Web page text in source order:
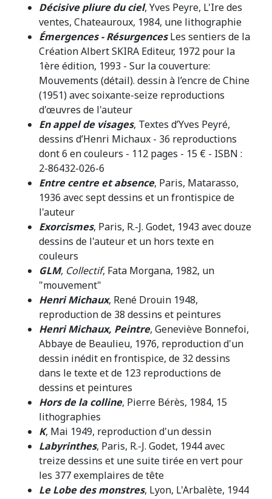
Décisive pliure du ciel, Yves Peyre, L'Ire des
ventes, Chateauroux, 1984, une lithographie
Émergences - RésurgencesLes sentiers de la
Création Albert SKIRA Editeur, 1972 pour la
1ère édition, 1993 - Sur la couverture:
Mouvements (détail). dessin à l’encre de Chine
(1951) avec soixante-seize reproductions
d'œuvres de l'auteur
En appel de visages, Textes d’Yves Peyré,
dessins d’Henri Michaux - 36 reproductions
dont 6 en couleurs - 112 pages - 15 € - ISBN :
2-86432-026-6
Entre centre et absence, Paris, Matarasso,
1936 avec sept dessins et un frontispice de
l'auteur
Exorcismes, Paris, R.-J. Godet, 1943 avec douze
dessins de l'auteur et un hors texte en
couleurs
GLM, Collectif, Fata Morgana, 1982, un
"mouvement"
Henri Michaux, René Drouin 1948,
reproduction de 38 dessins et peintures
Henri Michaux, Peintre, Geneviève Bonnefoi,
Abbaye de Beaulieu, 1976, reproduction d'un
dessin inédit en frontispice, de 32 dessins
dans le texte et de 123 reproductions de
dessins et peintures
Hors de la colline, Pierre Bérès, 1984, 15
lithographies
K, Mai 1949, reproduction d'un dessin
Labyrinthes, Paris, R.-J. Godet, 1944 avec
treize dessins et une suite tirée en vert pour
les 377 exemplaires de tête
Le Lobe des monstres, Lyon, L'Arbalète, 1944